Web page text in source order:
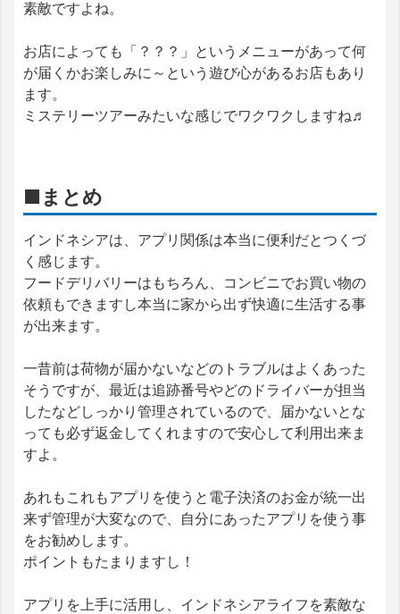
素敵ですよね。
お店によっても「？？？」というメニューがあって何
が届くかお楽しみに～という遊び心があるお店もあり
ます。
ミステリーツアーみたいな感じでワクワクしますね♬
■まとめ
インドネシアは、アプリ関係は本当に便利だとつくづ
く感じます。
フードデリバリーはもちろん、コンビニでお買い物の
依頼もできますし本当に家から出ず快適に生活する事
が出来ます。
一昔前は荷物が届かないなどのトラブルはよくあった
そうですが、最近は追跡番号やどのドライバーが担当
したなどしっかり管理されているので、届かないとな
っても必ず返金してくれますので安心して利用出来ま
すよ。
あれもこれもアプリを使うと電子決済のお金が統一出
来ず管理が大変なので、自分にあったアプリを使う事
をお勧めします。
ポイントもたまりますし！
アプリを上手に活用し、インドネシアライフを素敵な